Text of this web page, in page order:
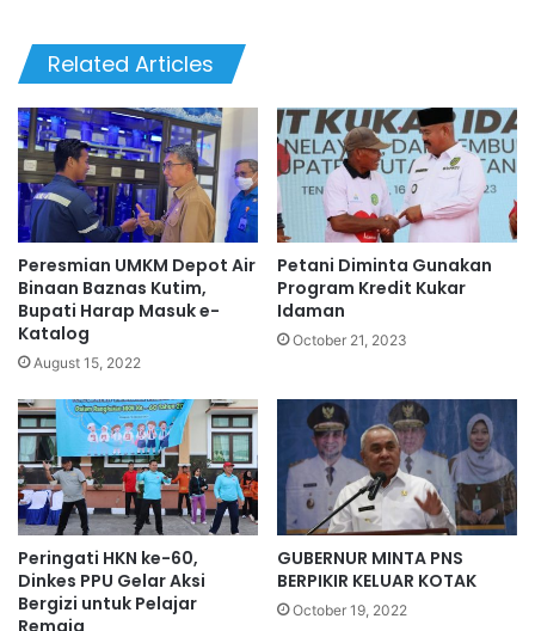
Related Articles
Peresmian UMKM Depot Air
Binaan Baznas Kutim,
Bupati Harap Masuk e-
Katalog
August 15, 2022
Petani Diminta Gunakan
Program Kredit Kukar
Idaman
October 21, 2023
Peringati HKN ke-60,
Dinkes PPU Gelar Aksi
Bergizi untuk Pelajar
Remaja
GUBERNUR MINTA PNS
BERPIKIR KELUAR KOTAK
October 19, 2022